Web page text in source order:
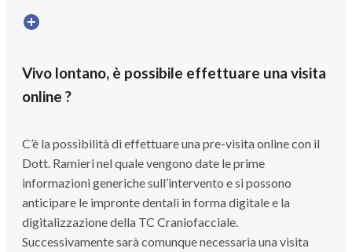
Vivo lontano, è possibile effettuare una visita
online ?
C’è la possibilità di effettuare una pre-visita online con il
Dott. Ramieri nel quale vengono date le prime
informazioni generiche sull’intervento e si possono
anticipare le impronte dentali in forma digitale e la
digitalizzazione della TC Craniofacciale.
Successivamente sarà comunque necessaria una visita